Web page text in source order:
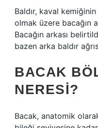
Baldır, kaval
olmak üzere bacağın
Bacağın arkası
bazen arka baldır
BACAK
NERESI?
Bacak, anatomik